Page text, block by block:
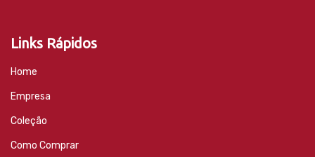
Links Rápidos
Home
Empresa
Coleção
Como Comprar